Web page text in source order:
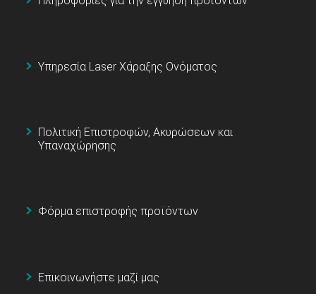
Υπηρεσία Laser Χάραξης Ονόματος
Πολιτική Επιστροφών, Ακυρώσεων και
Υπαναχώρησης
Φόρμα επιστροφής προϊόντων
Επικοινωνήστε μαζί μας